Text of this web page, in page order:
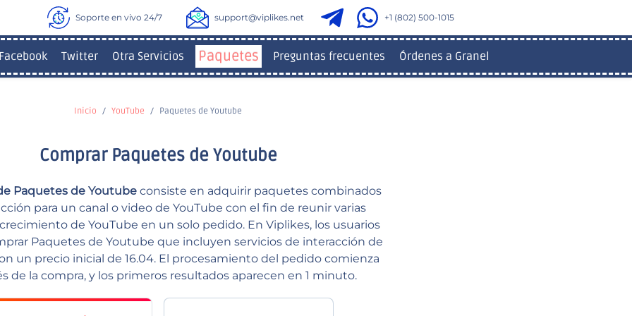
Soporte en vivo 24/7 support@viplikes.net +1 (802) 500-1015
Twitter Otra Servicios Paquetes Preguntas frecuentes Órdenes a Granel
Inicio YouTube Paquetes de Youtube
Comprar Paquetes de Youtube
Paquetes de Youtube consiste en adquirir paquetes combinados
para un canal o video de YouTube con el fin de reunir varias
de YouTube en un solo pedido. En Viplikes, los usuarios
Paquetes de Youtube que incluyen servicios de interacción de
un precio inicial de 16.04. El procesamiento del pedido comienza
de la compra, y los primeros resultados aparecen en 1 minuto.